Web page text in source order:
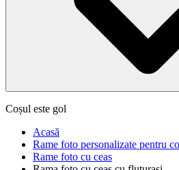
Coșul este gol
Acasă
Rame foto personalizate pentru
Rame foto cu ceas